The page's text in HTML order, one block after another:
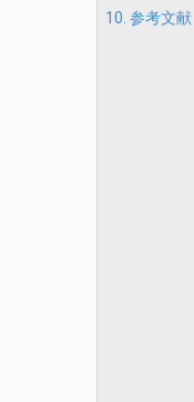
10. 参考文献